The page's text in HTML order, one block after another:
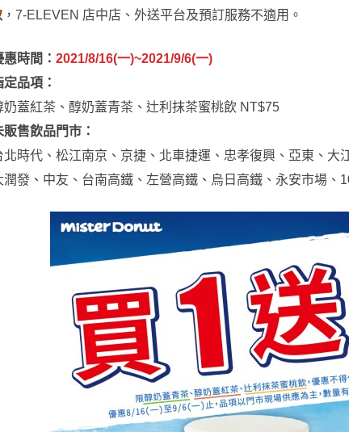
，7-ELEVEN 店中店、外送平台及預訂服務不適用。
惠時間： 2021/8/16(一)~2021/9/6(一)
定品項：
奶蓋紅茶、醇奶蓋青茶、辻利抹茶蜜桃飲 NT$75
販售飲品門市：
北時代、松江南京、京捷、北車捷運、忠孝復興、亞東、大
潤發、中友、台南高鐵、左營高鐵、烏日高鐵、永安市場、